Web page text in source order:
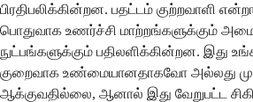
பிரதிபலிக்கின்றன. பதட்டம் குற்றவாளி
பொதுவாக உணர்ச்சி மாற்றங்களுக்கும்
நுட்பங்களுக்கும் பதிலளிக்கின்றன. இது
குறைவாக உண்மையானதாகவோ அல்லது
ஆக்குவதில்லை, ஆனால் இது வேறுபட்ட